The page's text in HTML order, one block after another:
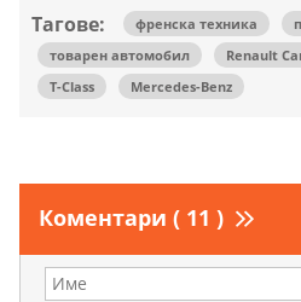
Тагове: френска техника
товарен автомобил
Renault
T-Class
Mercedes-Benz
Коментари ( 11 )